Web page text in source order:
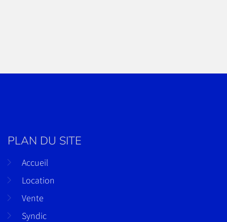
PLAN DU SITE
Accueil
Location
Vente
Syndic